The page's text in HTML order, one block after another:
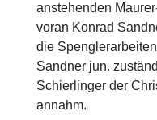
anstehenden
voran Konrad
die
Sandner jun.
Schierlinger der
annahm.